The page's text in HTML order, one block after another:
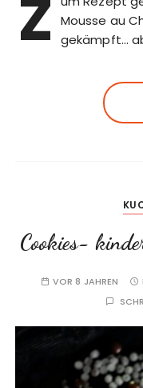
Z
Mousse au
gekämpft…
Cookies-
VOR 8 JAHREN